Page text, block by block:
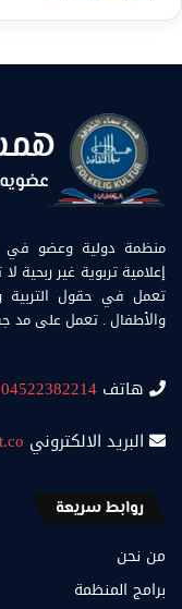
منظمة دولية وعضو في
إعلامية تربوية غير ربحية
تعمل في حقول التربية
والأطفال . تعمل على مد
هاتف
البريد الالكتروني
روابط سريعة
من نحن
برامج المنظمة